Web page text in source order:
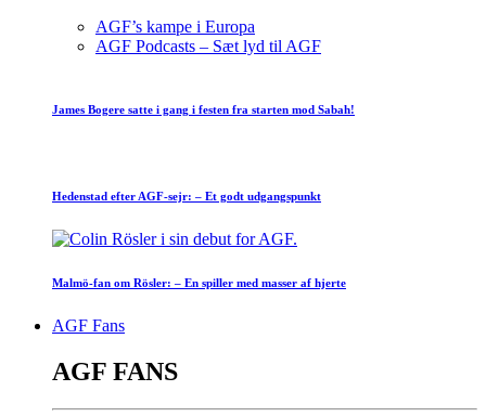
AGF’s kampe i Europa
AGF Podcasts – Sæt lyd til AGF
James Bogere satte i gang i festen fra starten mod Sabah!
Hedenstad efter AGF-sejr: – Et godt udgangspunkt
Malmö-fan om Rösler: – En spiller med masser af hjerte
AGF Fans
AGF FANS